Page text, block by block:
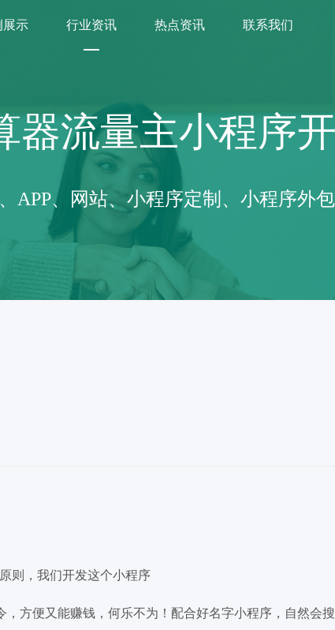
展示 行业资讯 热点资讯 联系我们
器流量主小程序
APP、网站、小程序定制、小程序外
则，我们开发这个小程序
方便又能赚钱，何乐不为！配合好名字小程序，自然会